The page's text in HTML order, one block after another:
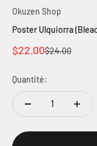
Okuzen Shop
Poster Ulquiorra
Prix de vente
$22.00Prix normal
$24.00
Quantité: